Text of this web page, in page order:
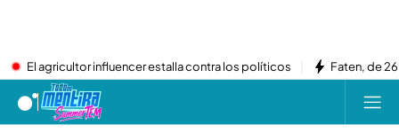
El agricultor influencer estalla contra los políticos Faten, de